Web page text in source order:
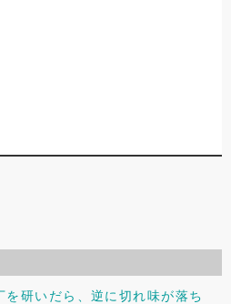
研いだら、逆に切れ味が落ち